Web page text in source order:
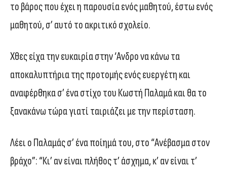
το βάρος που έχει η παρουσία ενός μαθητού, έστω ενός
μαθητού, σ’ αυτό το ακριτικό σχολείο.
Χθες είχα την ευκαιρία στην ‘Ανδρο να κάνω τα
αποκαλυπτήρια της προτομής ενός ευεργέτη και
αναφέρθηκα σ’ ένα στίχο του Κωστή Παλαμά και θα το
ξανακάνω τώρα γιατί ταιριάζει με την περίσταση.
Λέει ο Παλαμάς σ’ ένα ποίημά του, στο “Ανέβασμα στον
βράχο”: “Κι’ αν είναι πλήθος τ’ άσχημα, κ’ αν είναι τ’